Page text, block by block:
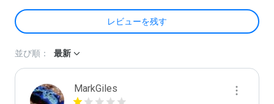
レビューを残す
並び順： 最新
MarkGiles